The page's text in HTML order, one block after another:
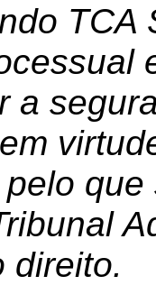
TCA
a
direito.